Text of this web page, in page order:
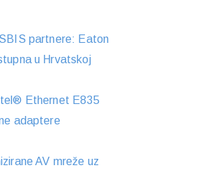
partnere: Eaton
u Hrvatskoj
Ethernet E835
adaptere
AV mreže uz